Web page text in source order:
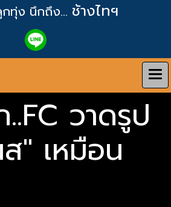
ทุ่ง นึกถึง... ช้างไทฯ
วาดรูป
" เหมือน